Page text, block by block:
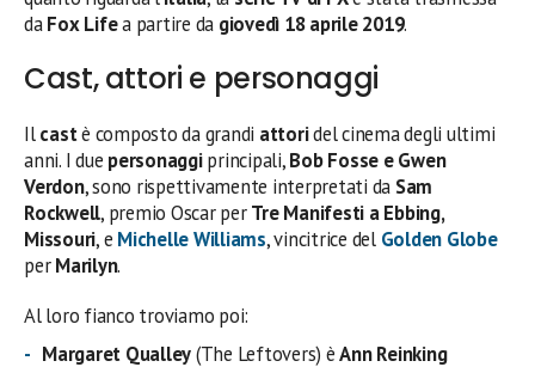
daFox Lifea partire da giovedì 18 aprile 2019.
Cast, attori e personaggi
Ilcastè composto da grandi attoridel cinema degli ultimi
anni. I due personaggiprincipali,Bob Fosse e Gwen
Verdon, sono rispettivamente interpretati da Sam
Rockwell, premio Oscar perTre Manifesti a Ebbing,
Missouri, e Michelle Williams, vincitrice del Golden Globe
perMarilyn.
Al loro fianco troviamo poi:
Margaret Qualley(The Leftovers) èAnn Reinking